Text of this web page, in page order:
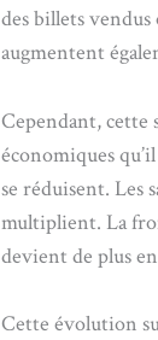
des billets vendus
augmentent
Cependant, cette
économiques
se réduisent. Les
multiplient. La
devient de plus
Cette évolution